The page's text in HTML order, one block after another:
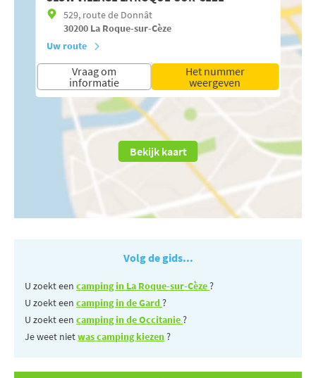
529, route de Donnât
30200 La Roque-sur-Cèze
Uw route
Vraag om
informatie
Het nummer
weergeven
Bekijk kaart
Volg de gids...
U zoekt een camping in La Roque-sur-Cèze?
U zoekt een camping in de Gard?
U zoekt een camping in de Occitanie?
Je weet nietwas camping kiezen?